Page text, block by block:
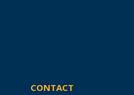
CONTACT